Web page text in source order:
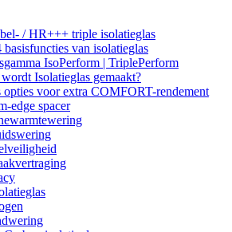
/ HR+++ triple isolatieglas
basisfuncties van isolatieglas
IsoPerform | TriplePerform
Isolatieglas gemaakt?
opties voor extra COMFORT-rendement
edge spacer